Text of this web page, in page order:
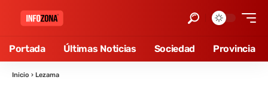
Portada Últimas Noticias Sociedad Provincia
Inicio › Lezama